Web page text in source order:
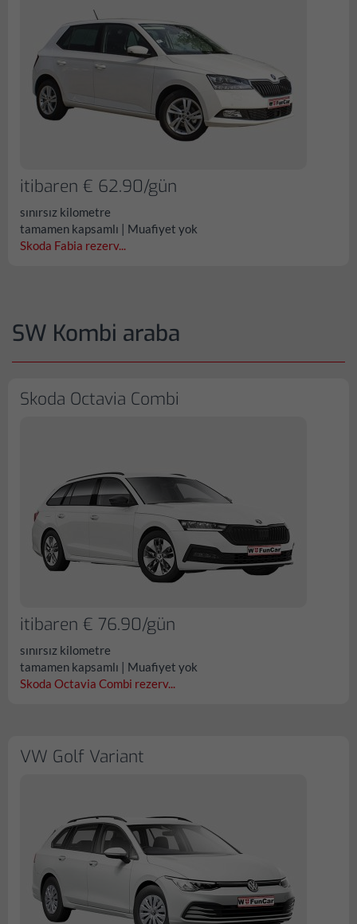
itibaren € 62.90/gün
sınırsız kilometre
tamamen kapsamlı | Muafiyet yok
Skoda Fabia rezerv...
SW Kombi araba
Skoda Octavia Combi
itibaren € 76.90/gün
sınırsız kilometre
tamamen kapsamlı | Muafiyet yok
Skoda Octavia Combi rezerv...
VW Golf Variant